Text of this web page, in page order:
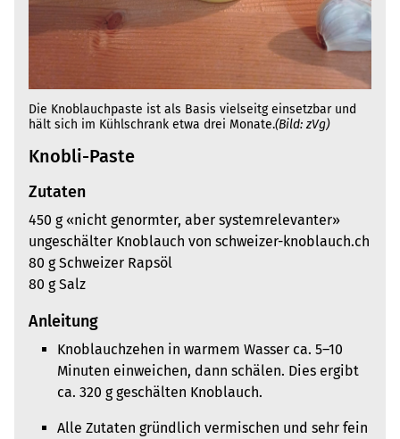
Die Knoblauchpaste ist als Basis vielseitg einsetzbar und
hält sich im Kühlschrank etwa drei Monate.(Bild: zVg)
Knobli-Paste
Zutaten
450 g «nicht genormter, aber systemrelevanter»
ungeschälter Knoblauch von schweizer-knoblauch.ch
80 g Schweizer Rapsöl
80 g Salz
Anleitung
Knoblauchzehen in warmem Wasser ca. 5–10
Minuten einweichen, dann schälen. Dies ergibt
ca. 320 g geschälten Knoblauch.
Alle Zutaten gründlich vermischen und sehr fein